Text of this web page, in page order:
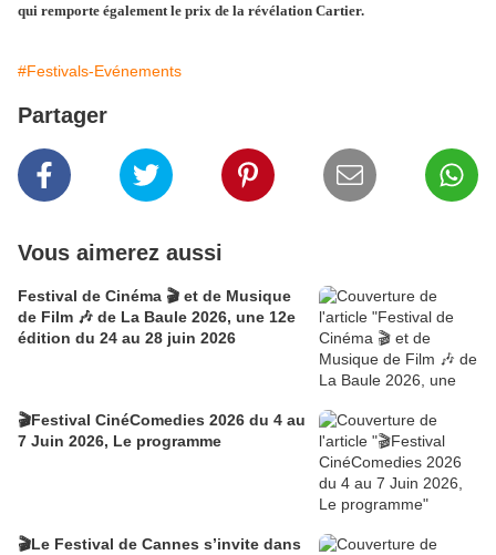
qui remporte également le prix de la révélation Cartier.
#Festivals-Evénements
Partager
Vous aimerez aussi
Festival de Cinéma 🎬 et de Musique
de Film 🎶 de La Baule 2026, une 12e
édition du 24 au 28 juin 2026
🎬Festival CinéComedies 2026 du 4 au
7 Juin 2026, Le programme
🎬Le Festival de Cannes s’invite dans